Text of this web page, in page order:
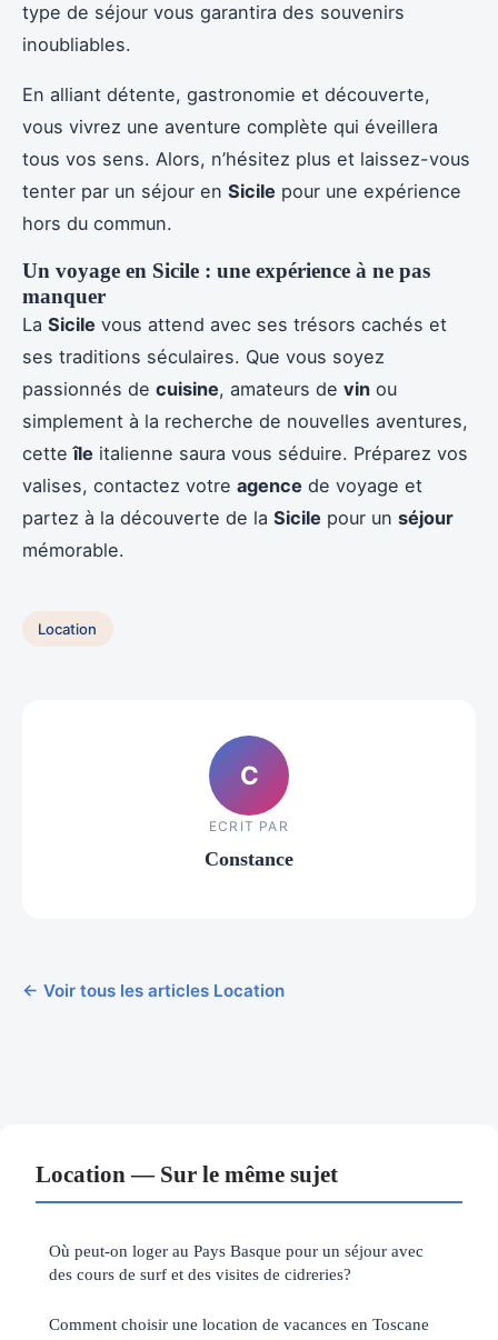
type de séjour vous garantira des souvenirs
inoubliables.
En alliant détente, gastronomie et découverte,
vous vivrez une aventure complète qui éveillera
tous vos sens. Alors, n’hésitez plus et laissez-vous
tenter par un séjour en Sicile pour une expérience
hors du commun.
Un voyage en Sicile : une expérience à ne pas
manquer
La Sicile vous attend avec ses trésors cachés et
ses traditions séculaires. Que vous soyez
passionnés de cuisine, amateurs de vin ou
simplement à la recherche de nouvelles aventures,
cetteîle italienne saura vous séduire. Préparez vos
valises, contactez votre agence de voyage et
partez à la découverte de la Sicile pour un séjour
mémorable.
Location
C
ECRIT PAR
Constance
← Voir tous les articles Location
Location — Sur le même sujet
Où peut-on loger au Pays Basque pour un séjour avec
des cours de surf et des visites de cidreries?
Comment choisir une location de vacances en Toscane